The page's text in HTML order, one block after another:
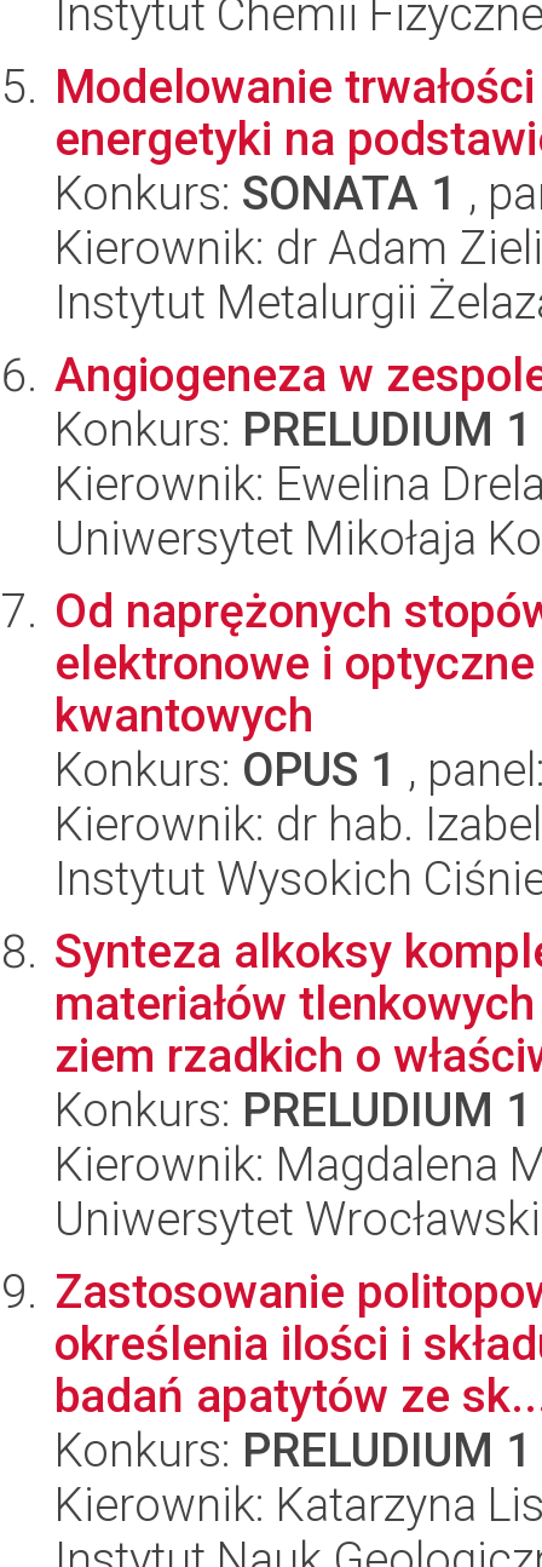
Instytut Chemii
Modelowanie
energetyki na
Konkurs: SONATA 1 ,
Kierownik: dr Adam
Instytut Metalurgii
Angiogeneza w
Konkurs: PRELUDIUM 1
Kierownik: Ewelina
Uniwersytet Mikołaja
Od naprężonych
elektronowe i
kwantowych
Konkurs: OPUS 1 ,
Kierownik: dr hab.
Instytut Wysokich
Synteza alkoksy
materiałów
ziem rzadkich o
Konkurs: PRELUDIUM 1
Kierownik: Magdalena
Uniwersytet
Zastosowanie
określenia ilości i
badań apatytów ze
Konkurs: PRELUDIUM 1
Kierownik: Katarzyna